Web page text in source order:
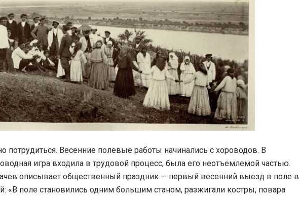
потрудиться. Весенние полевые работы начинались с хороводов. В
игра входила в трудовой процесс, была его неотъемлемой частью.
описывает общественный праздник — первый весенний выезд в поле в
«В поле становились одним большим станом, разжигали костры, повара